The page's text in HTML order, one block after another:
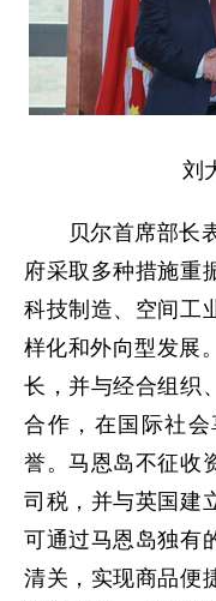
刘大
贝尔首席部长表
府采取多种措施重
科技制造、空间工
样化和外向型发展
长，并与经合组织
合作，在国际社
誉。马恩岛不征收
司税，并与英国建
可通过马恩岛独有
清关，实现商品便